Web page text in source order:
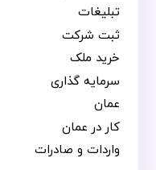
تبلیغات
ثبت شرکت
خرید ملک
سرمایه گذاری
عمان
کار در عمان
واردات و صادرات